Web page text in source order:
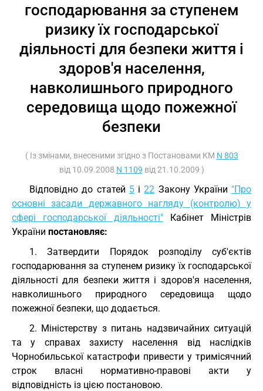
господарювання за ступенем
ризику їх господарської
діяльності для безпеки життя і
здоров'я населення,
навколишнього природного
середовища щодо пожежної
безпеки
( Із змінами, внесеними згідно з Постановами КМ N 803
від 10.09.2008 N 1109 від 21.10.2009 )
Відповідно до статей 5і22 Закону України "Про
основні засади державного нагляду (контролю) у
сфері господарської діяльності"Кабінет Міністрів
України постановляє:
1. Затвердити Порядок розподілу суб'єктів
господарювання за ступенем ризику їх господарської
діяльності для безпеки життя і здоров'я населення,
навколишнього природного середовища щодо
пожежної безпеки, що додається.
2. Міністерству з питань надзвичайних ситуацій
та у справах захисту населення від наслідків
Чорнобильської катастрофи привести у тримісячний
строк власні нормативно-правові акти у
відповідність із цією постановою.